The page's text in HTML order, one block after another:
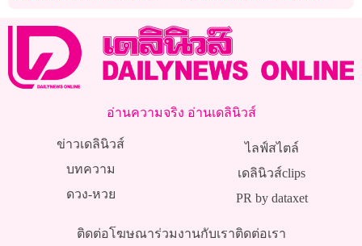
อ่านความจริง อ่านเดลินิวส์
ข่าวเดลินิวส์
บทความ
ดวง-หวย
ไลฟ์สไตล์
เดลินิวส์clips
PR by dataxet
ติดต่อโฆษณาร่วมงานกับเราติดต่อเรา